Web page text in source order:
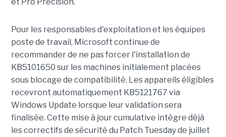
et Pro Precision.
Pour les responsables d'exploitation et les équipes
poste de travail, Microsoft continue de
recommander de ne pas forcer l'installation de
KB5101650 sur les machines initialement placées
sous blocage de compatibilité. Les appareils éligibles
recevront automatiquement KB5121767 via
Windows Update lorsque leur validation sera
finalisée. Cette mise à jour cumulative intègre déjà
les correctifs de sécurité du Patch Tuesday de juillet